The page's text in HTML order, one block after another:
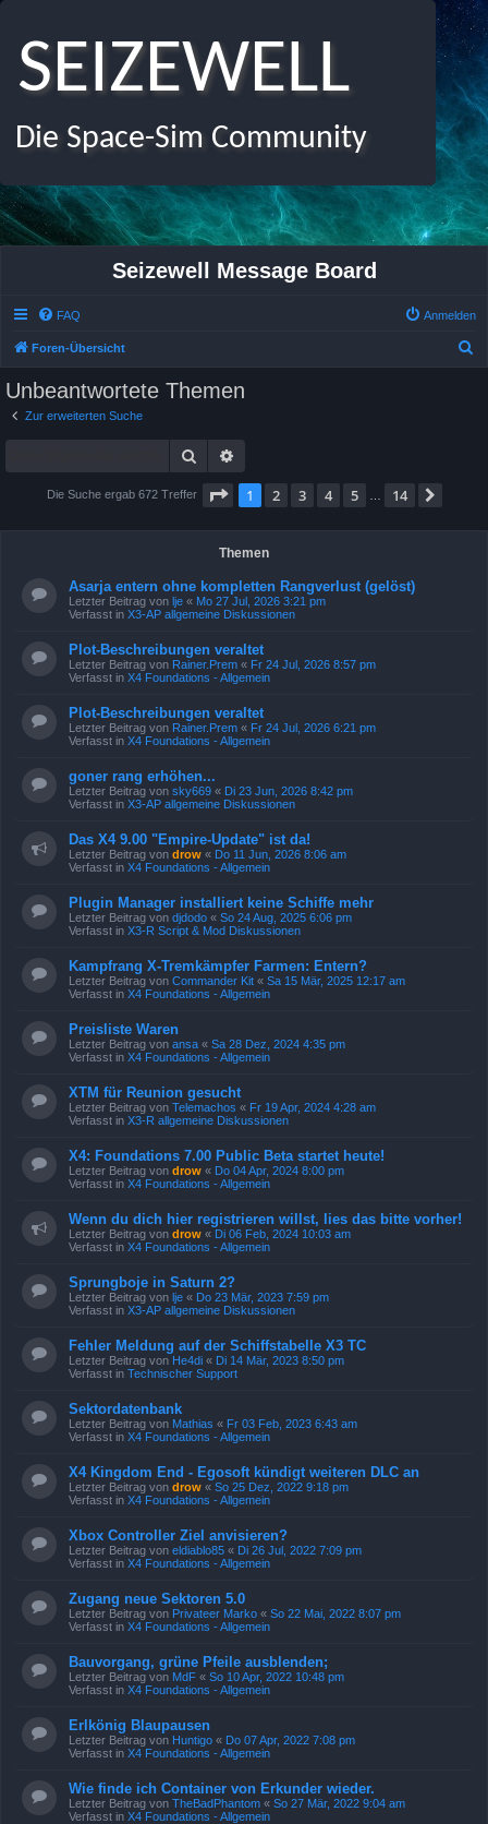
SEIZEWELL
Die Space-Sim Community
Seizewell Message Board
FAQ Anmelden
Foren-Übersicht
Unbeantwortete Themen
Zur erweiterten Suche
Suche
Die Suche ergab 672 Treffer Seite 1von14
1 2 3 4 5 14
Themen
Asarja entern ohne kompletten Rangverlust (gelöst)
Letzter Beitrag von lje « Mo 27 Jul, 2026 3:21 pm
Verfasst in X3-AP allgemeine Diskussionen
Plot-Beschreibungen veraltet
Letzter Beitrag von Rainer.Prem « Fr 24 Jul, 2026 8:57 pm
Verfasst in X4 Foundations - Allgemein
Plot-Beschreibungen veraltet
Letzter Beitrag von Rainer.Prem « Fr 24 Jul, 2026 6:21 pm
Verfasst in X4 Foundations - Allgemein
goner rang erhöhen...
Letzter Beitrag von sky669 « Di 23 Jun, 2026 8:42 pm
Verfasst in X3-AP allgemeine Diskussionen
Das X4 9.00 "Empire-Update" ist da!
Letzter Beitrag von drow « Do 11 Jun, 2026 8:06 am
Verfasst in X4 Foundations - Allgemein
Plugin Manager installiert keine Schiffe mehr
Letzter Beitrag von djdodo « So 24 Aug, 2025 6:06 pm
Verfasst in X3-R Script & Mod Diskussionen
Kampfrang X-Tremkämpfer Farmen: Entern?
Letzter Beitrag von Commander Kit « Sa 15 Mär, 2025 12:17 am
Verfasst in X4 Foundations - Allgemein
Preisliste Waren
Letzter Beitrag von ansa « Sa 28 Dez, 2024 4:35 pm
Verfasst in X4 Foundations - Allgemein
XTM für Reunion gesucht
Letzter Beitrag von Telemachos « Fr 19 Apr, 2024 4:28 am
Verfasst in X3-R allgemeine Diskussionen
X4: Foundations 7.00 Public Beta startet heute!
Letzter Beitrag von drow « Do 04 Apr, 2024 8:00 pm
Verfasst in X4 Foundations - Allgemein
Wenn du dich hier registrieren willst, lies das bitte vorher!
Letzter Beitrag von drow « Di 06 Feb, 2024 10:03 am
Verfasst in X4 Foundations - Allgemein
Sprungboje in Saturn 2?
Letzter Beitrag von lje « Do 23 Mär, 2023 7:59 pm
Verfasst in X3-AP allgemeine Diskussionen
Fehler Meldung auf der Schiffstabelle X3 TC
Letzter Beitrag von He4di « Di 14 Mär, 2023 8:50 pm
Verfasst in Technischer Support
Sektordatenbank
Letzter Beitrag von Mathias « Fr 03 Feb, 2023 6:43 am
Verfasst in X4 Foundations - Allgemein
X4 Kingdom End - Egosoft kündigt weiteren DLC an
Letzter Beitrag von drow « So 25 Dez, 2022 9:18 pm
Verfasst in X4 Foundations - Allgemein
Xbox Controller Ziel anvisieren?
Letzter Beitrag von eldiablo85 « Di 26 Jul, 2022 7:09 pm
Verfasst in X4 Foundations - Allgemein
Zugang neue Sektoren 5.0
Letzter Beitrag von Privateer Marko « So 22 Mai, 2022 8:07 pm
Verfasst in X4 Foundations - Allgemein
Bauvorgang, grüne Pfeile ausblenden;
Letzter Beitrag von MdF « So 10 Apr, 2022 10:48 pm
Verfasst in X4 Foundations - Allgemein
Erlkönig Blaupausen
Letzter Beitrag von Huntigo « Do 07 Apr, 2022 7:08 pm
Verfasst in X4 Foundations - Allgemein
Wie finde ich Container von Erkunder wieder.
Letzter Beitrag von TheBadPhantom « So 27 Mär, 2022 9:04 am
Verfasst in X4 Foundations - Allgemein